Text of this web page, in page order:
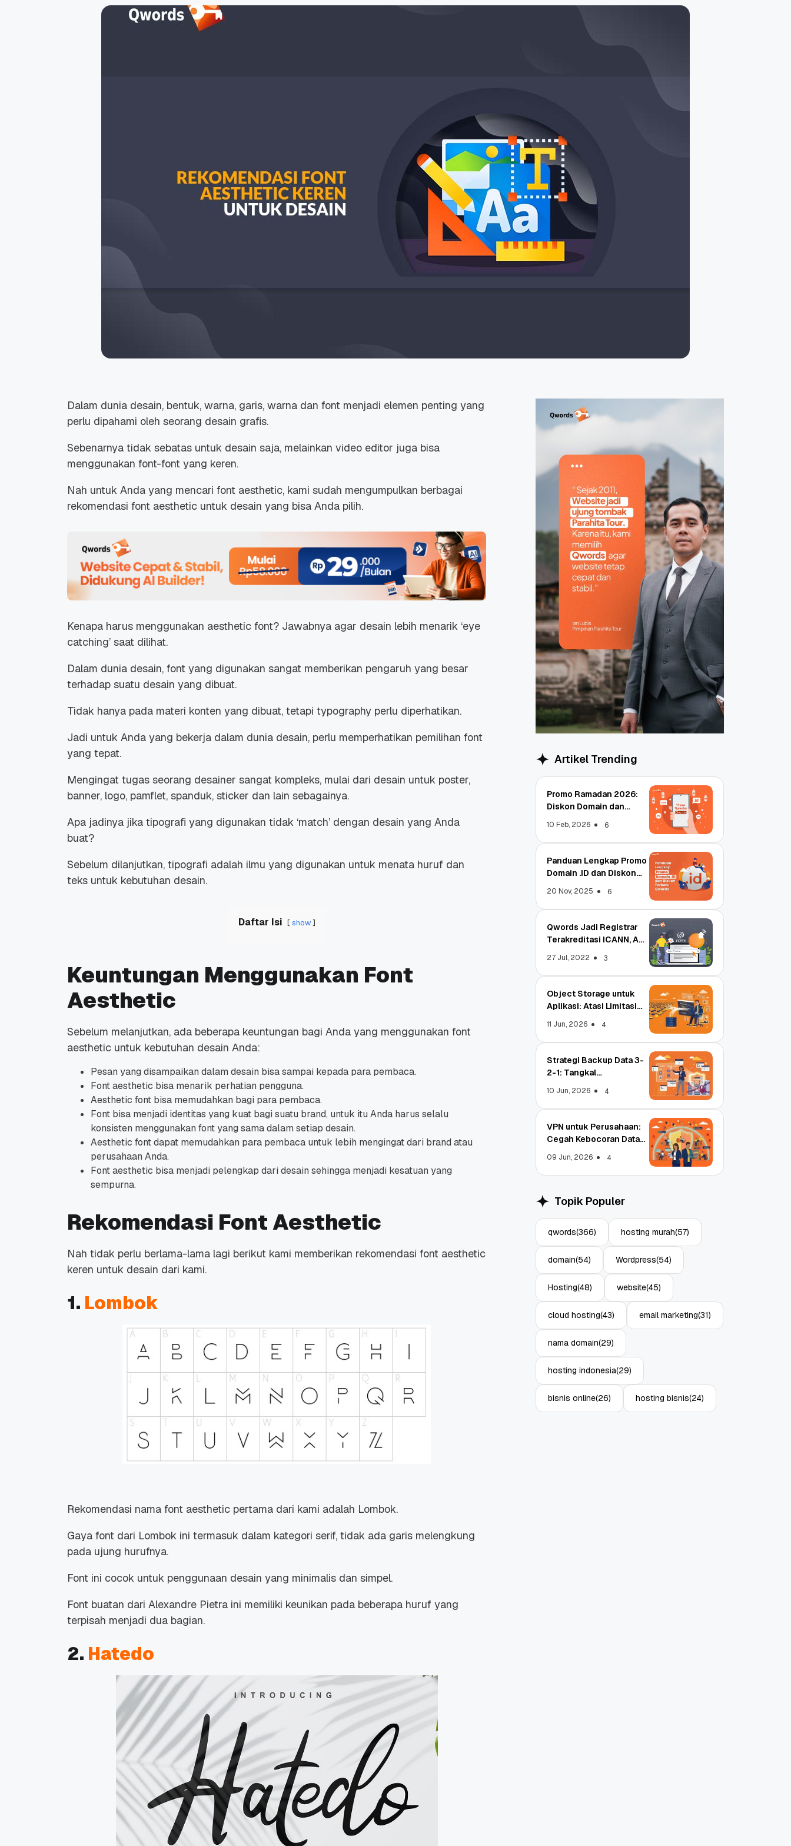
Promo Ramadan 2026:
Panduan Lengkap Promo
Terbaru
20 Nov, 2025 6
Qwords Jadi Registrar
Untungnya?
27 Jul, 2022 3
Object Storage untuk
Aplikasi: Atasi Limitasi
4
Dalam dunia desain, bentuk, warna, garis, warna dan font menjadi elemen penting yang
perlu dipahami oleh seorang desain grafis.
Sebenarnya tidak sebatas untuk desain saja, melainkan video editor juga bisa
menggunakan font-font yang keren.
Nah untuk Anda yang mencari font aesthetic, kami sudah mengumpulkan berbagai
rekomendasi font aesthetic untuk desain yang bisa Anda pilih.
Kenapa harus menggunakan aesthetic font? Jawabnya agar desain lebih menarik ‘eye
catching’ saat dilihat.
Dalam dunia desain, font yang digunakan sangat memberikan pengaruh yang besar
terhadap suatu desain yang dibuat.
Tidak hanya pada materi konten yang dibuat, tetapi typography perlu diperhatikan.
Jadi untuk Anda yang bekerja dalam dunia desain, perlu memperhatikan pemilihan font
yang tepat.
Mengingat tugas seorang desainer sangat kompleks, mulai dari desain untuk poster,
banner, logo, pamflet, spanduk, sticker dan lain sebagainya.
Apa jadinya jika tipografi yang digunakan tidak ‘match’ dengan desain yang Anda
buat?
Sebelum dilanjutkan, tipografi adalah ilmu yang digunakan untuk menata huruf dan
teks untuk kebutuhan desain.
Daftar Isi show
Keuntungan Menggunakan Font
Aesthetic
Sebelum melanjutkan, ada beberapa keuntungan bagi Anda yang menggunakan font
aesthetic untuk kebutuhan desain Anda:
Pesan yang disampaikan dalam desain bisa sampai kepada para pembaca.
Font aesthetic bisa menarik perhatian pengguna.
Aesthetic font bisa memudahkan bagi para pembaca.
Font bisa menjadi identitas yang kuat bagi suatu brand, untuk itu Anda harus selalu
konsisten menggunakan font yang sama dalam setiap desain.
Aesthetic font dapat memudahkan para pembaca untuk lebih mengingat dari brand atau
perusahaan Anda.
Font aesthetic bisa menjadi pelengkap dari desain sehingga menjadi kesatuan yang
sempurna.
Rekomendasi Font Aesthetic
Nah tidak perlu berlama-lama lagi berikut kami memberikan rekomendasi font aesthetic
keren untuk desain dari kami.
1. Lombok
Rekomendasi nama font aesthetic pertama dari kami adalah Lombok.
Gaya font dari Lombok ini termasuk dalam kategori serif, tidak ada garis melengkung
pada ujung hurufnya.
Font ini cocok untuk penggunaan desain yang minimalis dan simpel.
Font buatan dari Alexandre Pietra ini memiliki keunikan pada beberapa huruf yang
terpisah menjadi dua bagian.
2. Hatedo
Artikel Trending
Promo Ramadan 2026:
Diskon Domain dan
10 Feb, 2026 6
Panduan Lengkap Promo
Domain .ID dan Diskon
20 Nov, 2025 6
Qwords Jadi Registrar
Terakreditasi ICANN, Apa
27 Jul, 2022 3
Object Storage untuk
Aplikasi: Atasi Limitasi
11 Jun, 2026 4
Strategi Backup Data 3-
2-1: Tangkal
10 Jun, 2026 4
VPN untuk Perusahaan:
Cegah Kebocoran Data
09 Jun, 2026 4
Topik Populer
qwords(366) hosting murah(57)
domain(54) Wordpress(54)
Hosting(48) website(45)
cloud hosting(43) email marketing(31)
nama domain(29)
hosting indonesia(29)
bisnis online(26) hosting bisnis(24)